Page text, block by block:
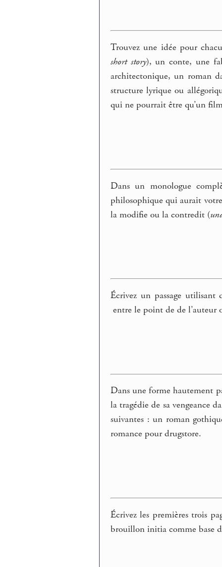
Trouvez une idée pour
short story), un conte, une
architectonique, un roman
structure lyrique ou
qui ne pourrait être qu’un
Dans un monologue
philosophique qui aurait
la modifie ou la contredit (
Écrivez un passage utilisant
entre le point de de l’auteur
Dans une forme hautement
la tragédie de sa vengeance
suivantes : un roman
romance pour drugstore.
Écrivez les premières trois
brouillon initia comme base